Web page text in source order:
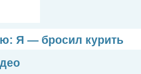
Я — бросил курить